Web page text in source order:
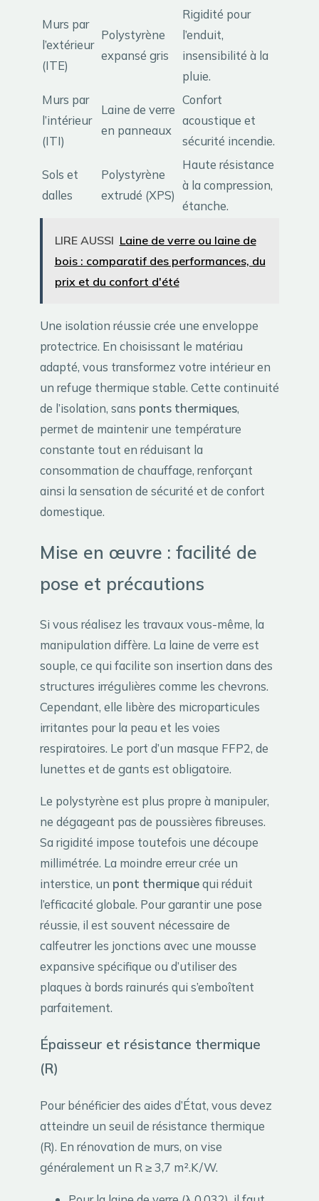
Murs par
l’extérieur
(ITE)
Polystyrène
expansé gris
Rigidité pour
l’enduit,
insensibilité à la
pluie.
Murs par
l’intérieur
(ITI)
Laine de verre
en panneaux
Confort
acoustique et
sécurité incendie.
Sols et
dalles
Polystyrène
extrudé (XPS)
Haute résistance
à la compression,
étanche.
LIRE AUSSI Laine de verre ou laine de
bois : comparatif des performances, du
prix et du confort d'été
Une isolation réussie crée une enveloppe
protectrice. En choisissant le matériau
adapté, vous transformez votre intérieur en
un refuge thermique stable. Cette continuité
de l’isolation, sans ponts thermiques,
permet de maintenir une température
constante tout en réduisant la
consommation de chauffage, renforçant
ainsi la sensation de sécurité et de confort
domestique.
Mise en œuvre : facilité de
pose et précautions
Si vous réalisez les travaux vous-même, la
manipulation diffère. La laine de verre est
souple, ce qui facilite son insertion dans des
structures irrégulières comme les chevrons.
Cependant, elle libère des microparticules
irritantes pour la peau et les voies
respiratoires. Le port d’un masque FFP2, de
lunettes et de gants est obligatoire.
Le polystyrène est plus propre à manipuler,
ne dégageant pas de poussières fibreuses.
Sa rigidité impose toutefois une découpe
millimétrée. La moindre erreur crée un
interstice, un pont thermiquequi réduit
l’efficacité globale. Pour garantir une pose
réussie, il est souvent nécessaire de
calfeutrer les jonctions avec une mousse
expansive spécifique ou d’utiliser des
plaques à bords rainurés qui s’emboîtent
parfaitement.
Épaisseur et résistance thermique
(R)
Pour bénéficier des aides d’État, vous devez
atteindre un seuil de résistance thermique
(R). En rénovation de murs, on vise
généralement un R ≥ 3,7 m².K/W.